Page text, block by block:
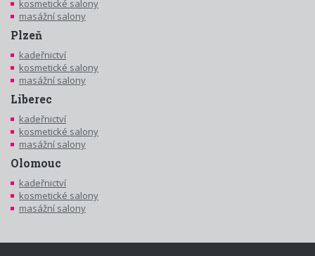
kosmetické salony
masážní salony
Plzeň
kadeřnictví
kosmetické salony
masážní salony
Liberec
kadeřnictví
kosmetické salony
masážní salony
Olomouc
kadeřnictví
kosmetické salony
masážní salony